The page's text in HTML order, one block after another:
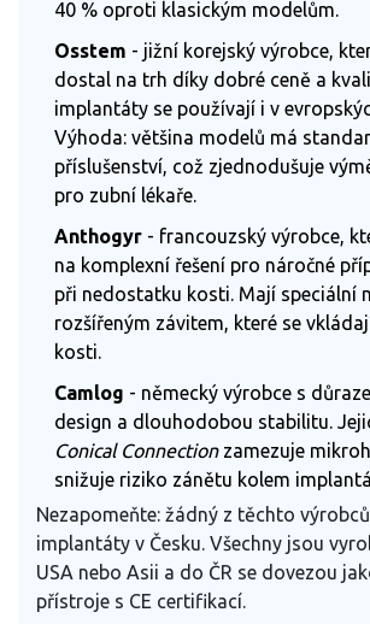
40 % oproti klasickým modelům.
Osstem - jižní korejský výrobce,
dostal na trh díky dobré ceně a
implantáty se používají i v
Výhoda: většina modelů má
příslušenství, což zjednodušuje
pro zubní lékaře.
Anthogyr - francouzský výrobce,
na komplexní řešení pro náročné
při nedostatku kosti. Mají speciální
rozšířeným závitem, které se
kosti.
Camlog - německý výrobce s
design a dlouhodobou stabilitu.
Conical Connectionzamezuje
snižuje riziko zánětu kolem
Nezapomeňte: žádný z těchto
implantáty v Česku. Všechny jsou
USA nebo Asii a do ČR se dovezou
přístroje s CE certifikací.